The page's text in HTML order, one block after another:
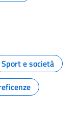
Sport e società